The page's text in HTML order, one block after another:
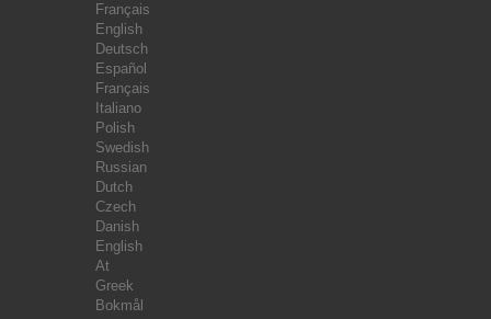
Français
English
Deutsch
Español
Français
Italiano
Polish
Swedish
Russian
Dutch
Czech
Danish
English
At
Greek
Bokmål